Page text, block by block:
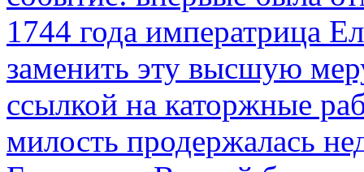
1744 года императрица
заменить эту высшую
ссылкой на каторжные
милость продержалась